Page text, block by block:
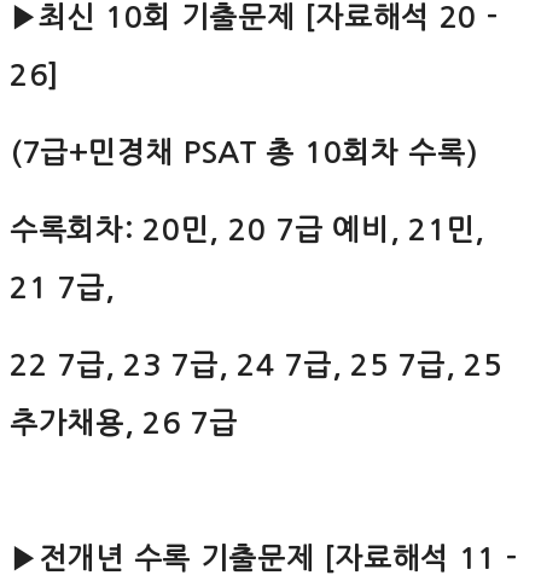
▶최신 10회 기출문제 [자료해석 20 -
26]
(7급+민경채 PSAT 총 10회차 수록)
수록회차: 20민, 20 7급 예비, 21민,
21 7급,
22 7급, 23 7급, 24 7급, 25 7급, 25
추가채용, 26 7급
▶전개년 수록 기출문제 [자료해석 11 -